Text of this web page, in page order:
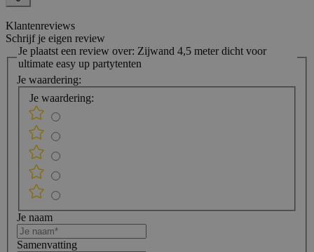
Klantenreviews
Schrijf je eigen review
Je plaatst een review over: Zijwand 4,5 meter dicht voor
ultimate easy up partytenten
Je waardering:
Je waardering:
Je naam
Samenvatting